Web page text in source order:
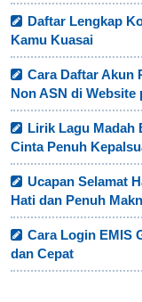
Daftar Lengkap
Kamu Kuasai
Cara Daftar Akun
Non ASN di
Lirik Lagu Madah
Cinta Penuh
Ucapan Selamat
Hati dan Penuh
Cara Login EMIS
dan Cepat